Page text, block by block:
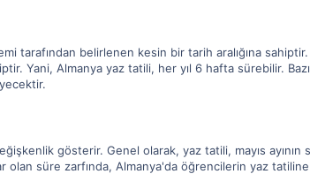
tarafından belirlenen kesin bir tarih aralığına
Yani, Almanya yaz tatili, her yıl 6 hafta sürebilir.
gösterir. Genel olarak, yaz tatili, mayıs ayının
olan süre zarfında, Almanya'da öğrencilerin yaz